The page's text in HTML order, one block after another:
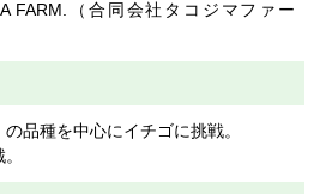
FARM.（合同会社タコジマファー
の品種を中心にイチゴに挑戦。